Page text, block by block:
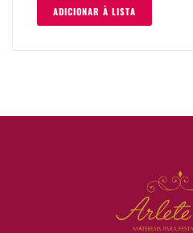
ADICIONAR À LISTA